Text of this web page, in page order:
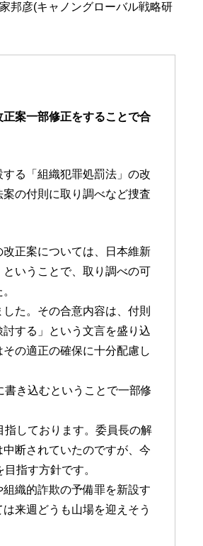
邦彦(キャノングローバル戦略研
案一部修正をすることで合
る「組織犯罪処罰法」の改
の付則に取り調べなど捜査
正案については、日本維新
いうことで、取り調べの可
た。その合意内容は、付則
する」という文言を盛り込
の適正の確保に十分配慮し
き込むということで一部修
しております。委員長の解
断されていたのですが、今
指す方針です。
織的詐欺の予備罪を新設す
来週どうも山場を迎えそう